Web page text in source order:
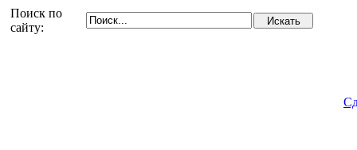
Поиск по
сайту: